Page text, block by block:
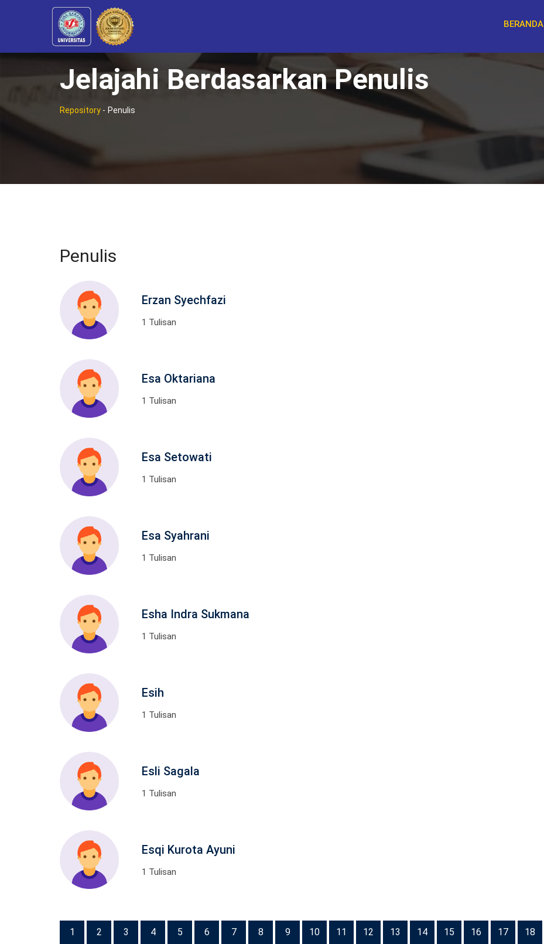
BERANDA
Jelajahi Berdasarkan Penulis
Repository - Penulis
Penulis
Erzan Syechfazi
1 Tulisan
Esa Oktariana
1 Tulisan
Esa Setowati
1 Tulisan
Esa Syahrani
1 Tulisan
Esha Indra Sukmana
1 Tulisan
Esih
1 Tulisan
Esli Sagala
1 Tulisan
Esqi Kurota Ayuni
1 Tulisan
1 2 3 4 5 6 7 8 9 10 11 12 13 14 15 16 17 18